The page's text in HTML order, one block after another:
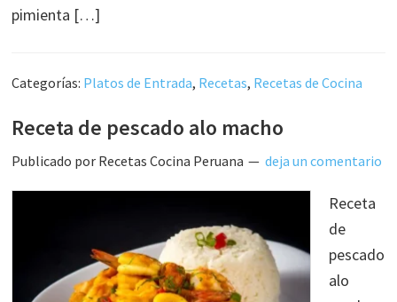
pimienta […]
Categorías: Platos de Entrada, Recetas, Recetas de Cocina
Receta de pescado alo macho
Publicado por Recetas Cocina Peruana deja un comentario
Receta
de
pescado
alo